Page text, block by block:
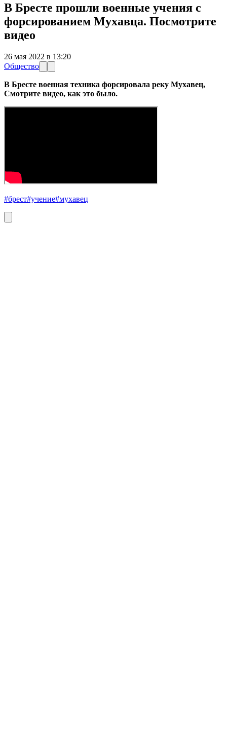
В Бресте прошли военные учения с
форсированием Мухавца. Посмотрите
видео
26 мая 2022 в 13:20
Общество
В Бресте военная техника форсировала реку Мухавец,
Смотрите видео, как это было.
#брест#учение#мухавец